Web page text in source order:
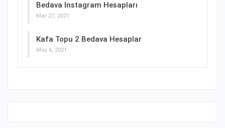
Bedava Instagram Hesapları
Mar 27, 2021
Kafa Topu 2 Bedava Hesaplar
May 6, 2021